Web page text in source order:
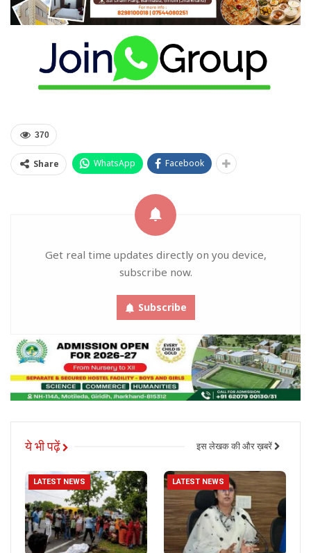
370
Share WhatsApp Facebook
Get real time updates directly on you device,
subscribe now.
Subscribe
ये भी पढ़ें इस लेखक की और ख़बरें
LATEST NEWS LATEST NEWS